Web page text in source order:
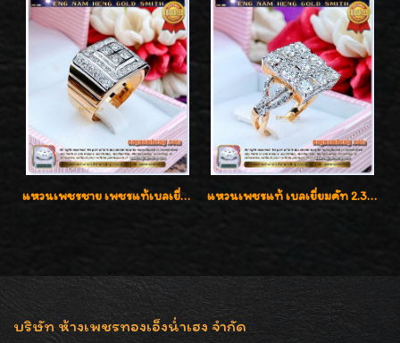
แหวนเพชรชาย เพชรแท้เบลเยี่ยมคัท น้ำ100% D-Color/VVS 2.46 กะรัต แหวนเพชรแท้ เบลเยี่ยมคัท 2.39 กะรัต น้ำ 98 F-Color/VVS ดีไซน์หน้ากว้างหรูเต็มนิ้ว
บริษัท ห้างเพชรทองเอ็งน่ำเฮง จำกัด